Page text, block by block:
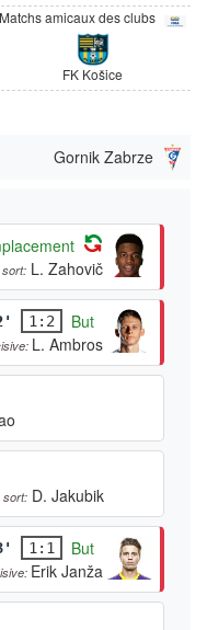
Matchs amicaux des clubs
FK Košice
Gornik Zabrze
sort: L. Zahovič
1:2
But
L. Ambros
sort: D. Jakubik
1:1
But
Erik Janža